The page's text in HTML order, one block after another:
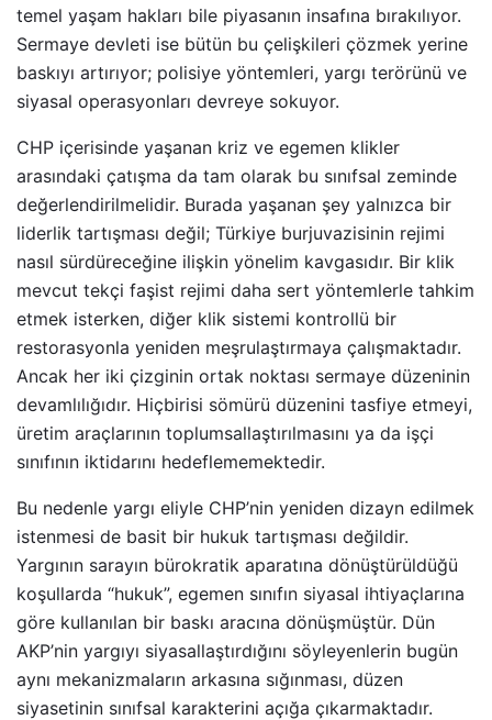
temel yaşam hakları bile piyasanın insafına bırakılıyor.
Sermaye devleti ise bütün bu çelişkileri çözmek yerine
baskıyı artırıyor; polisiye yöntemleri, yargı terörünü ve
siyasal operasyonları devreye sokuyor.
CHP içerisinde yaşanan kriz ve egemen klikler
arasındaki çatışma da tam olarak bu sınıfsal zeminde
değerlendirilmelidir. Burada yaşanan şey yalnızca bir
liderlik tartışması değil; Türkiye burjuvazisinin rejimi
nasıl sürdüreceğine ilişkin yönelim kavgasıdır. Bir klik
mevcut tekçi faşist rejimi daha sert yöntemlerle tahkim
etmek isterken, diğer klik sistemi kontrollü bir
restorasyonla yeniden meşrulaştırmaya çalışmaktadır.
Ancak her iki çizginin ortak noktası sermaye düzeninin
devamlılığıdır. Hiçbirisi sömürü düzenini tasfiye etmeyi,
üretim araçlarının toplumsallaştırılmasını ya da işçi
sınıfının iktidarını hedeflememektedir.
Bu nedenle yargı eliyle CHP’nin yeniden dizayn edilmek
istenmesi de basit bir hukuk tartışması değildir.
Yargının sarayın bürokratik aparatına dönüştürüldüğü
koşullarda “hukuk”, egemen sınıfın siyasal ihtiyaçlarına
göre kullanılan bir baskı aracına dönüşmüştür. Dün
AKP’nin yargıyı siyasallaştırdığını söyleyenlerin bugün
aynı mekanizmaların arkasına sığınması, düzen
siyasetinin sınıfsal karakterini açığa çıkarmaktadır.